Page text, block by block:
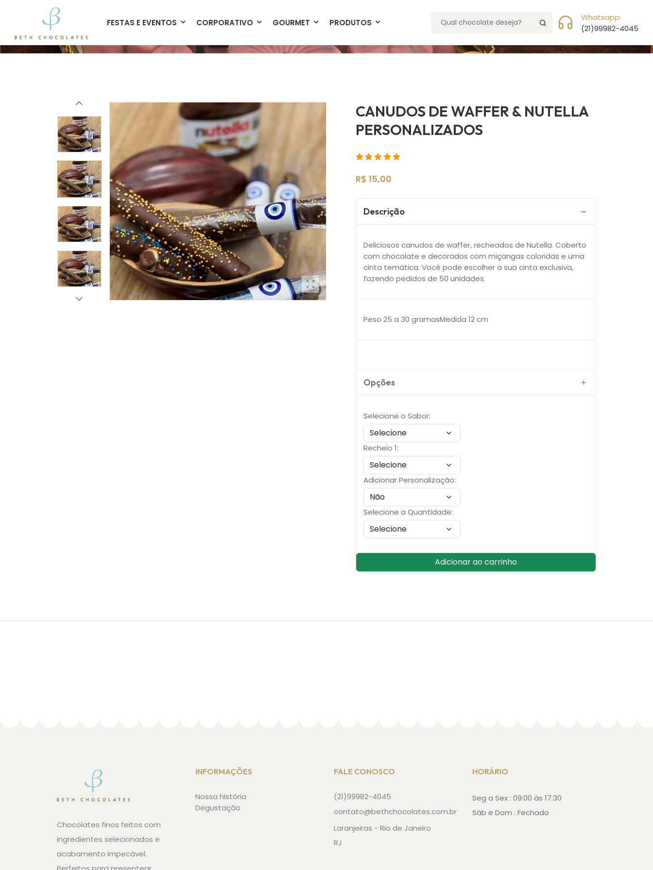
contato@bethchocolates.com.br
FESTAS E EVENTOS
CORPORATIVO GOURMET PRODUTOS
Whatsapp:
(21)99982-4045
CANUDOS DE WAFFER & NUTELLA
PERSONALIZADOS
R$ 15,00
Descrição
Deliciosos canudos de waffer, recheados de Nutella. Coberto
com chocolate e decorados com miçangas coloridas e uma
cinta temática. Você pode escolher a sua cinta exclusiva,
fazendo pedidos de 50 unidades.
Peso 25 a 30 gramasMedida 12 cm
Opções
Selecione o Sabor:
Recheio 1:
Adicionar Personalização:
Selecione a Quantidade:
Adicionar ao carrinho
Chocolates finos feitos com
ingredientes selecionados e
acabamento impecável.
INFORMAÇÕES
Nossa história
Degustação
FALE CONOSCO
(21)99982-4045
contato@bethchocolates.com.br
Laranjeiras - Rio de Janeiro
RJ
HORÁRIO
Seg a Sex : 09:00 às 17:30
Sáb e Dom : Fechado